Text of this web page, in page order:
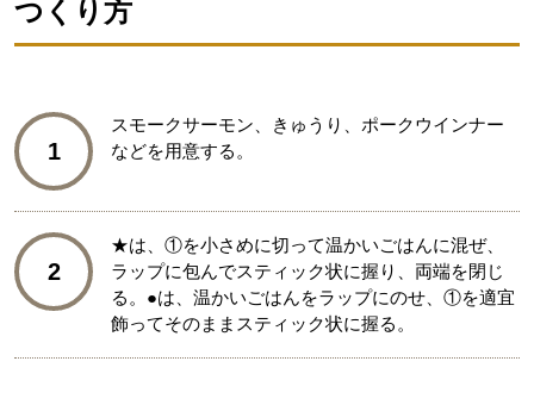
つくり方
1
スモークサーモン、きゅうり、ポークウインナー
などを用意する。
2
★は、①を小さめに切って温かいごはんに混ぜ、
ラップに包んでスティック状に握り、両端を閉じ
る。●は、温かいごはんをラップにのせ、①を適宜
飾ってそのままスティック状に握る。